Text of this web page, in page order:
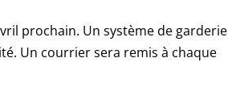
prochain. Un système de garderie
Un courrier sera remis à chaque